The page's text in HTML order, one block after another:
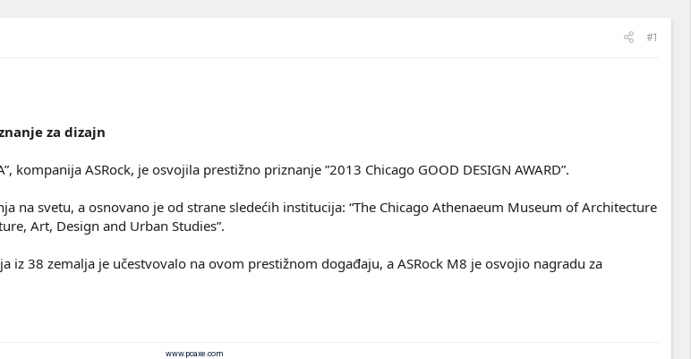
#1
za dizajn
kompanija ASRock, je osvojila prestižno priznanje ”2013 Chicago GOOD DESIGN AWARD”.
na svetu, a osnovano je od strane sledećih institucija: “The Chicago Athenaeum Museum of Architecture
Art, Design and Urban Studies”.
iz 38 zemalja je učestvovalo na ovom prestižnom događaju, a ASRock M8 je osvojio nagradu za
www.pcaxe.com